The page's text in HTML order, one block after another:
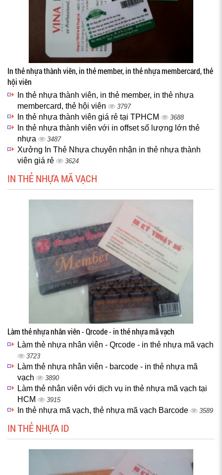
In thẻ nhựa thành viên, in thẻ member, in thẻ nhựa membercard, thẻ
hội viên
In thẻ nhựa thành viên, in thẻ member, in thẻ nhựa
membercard, thẻ hội viên
3797
In thẻ nhựa thành viên giá rẻ tại TPHCM 3688
In thẻ nhựa thành viên với in offset số lượng lớn thẻ
nhựa
3487
Xưởng In Thẻ Nhựa chuyên nhận in thẻ nhựa thành
viên giá rẻ
3624
IN THẺ NHỰA MÃ VẠCH
Làm thẻ nhựa nhân viên - Qrcode - in thẻ nhựa mã vạch
Làm thẻ nhựa nhân viên - Qrcode - in thẻ nhựa mã vạch
3723
Làm thẻ nhựa nhân viên - barcode - in thẻ nhựa mã
vạch
3890
Làm thẻ nhân viên với dịch vụ in thẻ nhựa mã vạch tại
HCM
3915
In thẻ nhựa mã vạch, thẻ nhựa mã vạch Barcode 3589
IN THẺ NHỰA ID